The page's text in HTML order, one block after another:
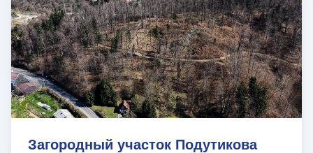
Загородный участок Подутикова